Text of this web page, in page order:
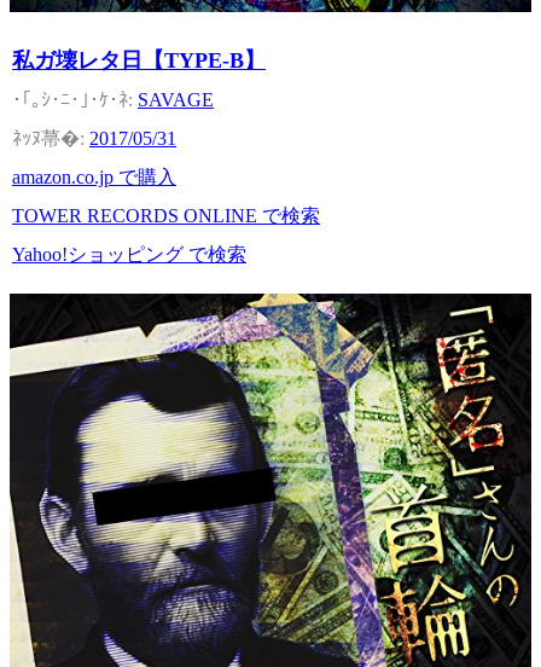
私ガ壊レタ日【TYPE-B】
SAVAGE
2017/05/31
amazon.co.jp で購入
TOWER RECORDS ONLINE で検索
Yahoo!ショッピング で検索